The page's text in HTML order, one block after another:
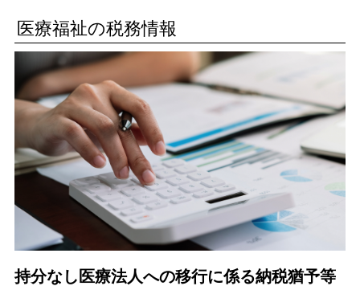
医療福祉の税務情報
持分なし医療法人への移行に係る納税猶予等